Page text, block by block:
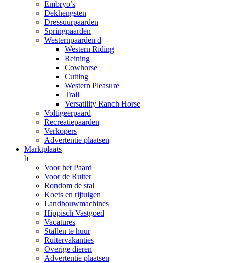
Embryo’s
Dekhengsten
Dressuurpaarden
Springpaarden
Westernpaarden d
Western Riding
Reining
Cowhorse
Cutting
Western Pleasure
Trail
Versatility Ranch Horse
Voltigeerpaard
Recreatiepaarden
Verkopers
Advertentie plaatsen
Marktplaats
b
Voor het Paard
Voor de Ruiter
Rondom de stal
Koets en rijtuigen
Landbouwmachines
Hippisch Vastgoed
Vacatures
Stallen te huur
Ruitervakanties
Overige dieren
Advertentie plaatsen